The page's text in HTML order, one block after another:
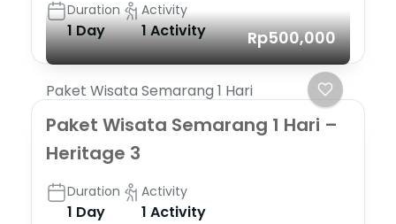
Duration
1 Day
Activity
1 Activity Rp500,000
Paket Wisata Semarang 1 Hari
Paket Wisata Semarang 1 Hari –
Heritage 3
Duration
1 Day
Activity
1 Activity